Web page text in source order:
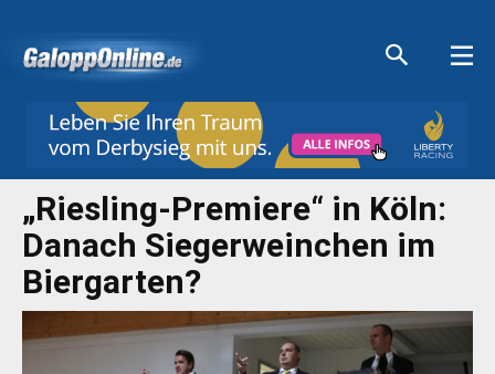
„Riesling-Premiere“ in Köln:
Danach Siegerweinchen im
Biergarten?